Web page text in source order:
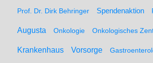
Prof. Dr. Dirk Behringer Spendenaktion
Augusta Onkologie Onkologisches
Krankenhaus Vorsorge